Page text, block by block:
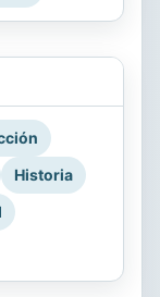
Historia